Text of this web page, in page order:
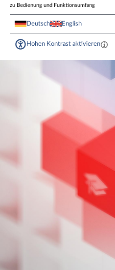
zu Bedienung und Funktionsumfang
Deutsch English
Hohen Kontrast aktivieren